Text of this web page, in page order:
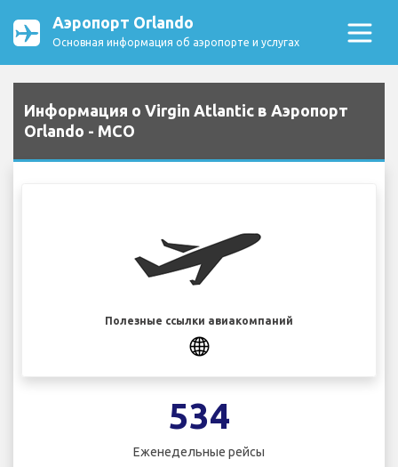
Аэропорт Orlando
Основная информация об аэропорте и услугах
Информация о Virgin Atlantic в Аэропорт
Orlando - MCO
Полезные ссылки авиакомпаний
534
Еженедельные рейсы